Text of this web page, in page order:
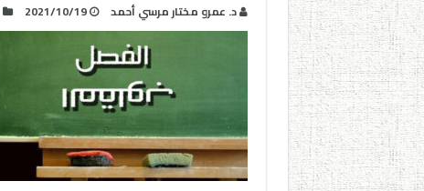
د. عمرو مختار مرسي أحمد 2021/10/19